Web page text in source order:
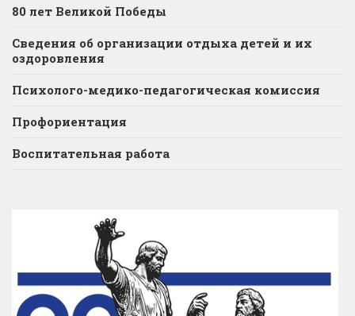
80 лет Великой Победы
Сведения об организации отдыха детей и их
оздоровления
Психолого-медико-педагогическая комиссия
Профориентация
Воспитательная работа